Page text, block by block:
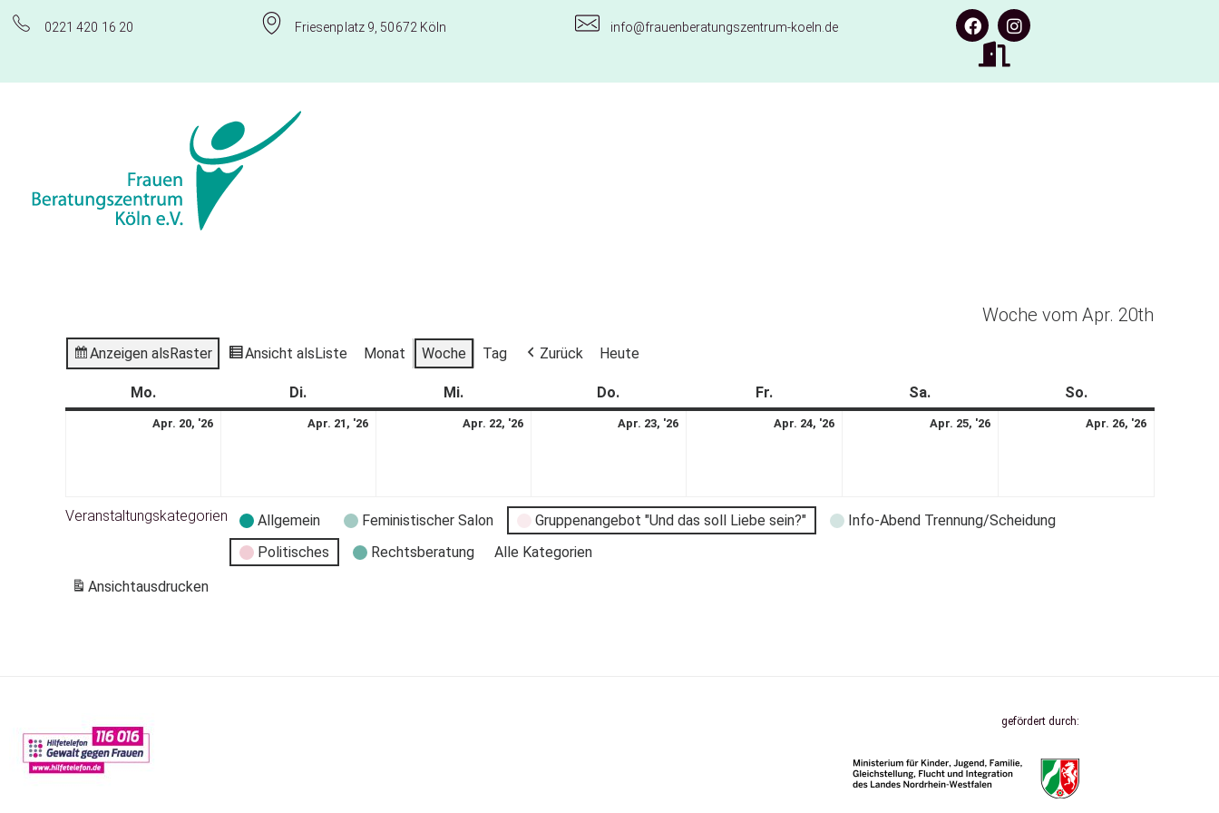
0221 420 16 20 Friesenplatz 9, 50672 Köln info@frauenberatungszentrum-koeln.de
Woche vom Apr. 20th
Anzeigen alsRaster Ansicht alsListe Monat Woche Tag Zurück Heute
Mo. Di. Mi. Do. Fr. Sa. So.
Apr. 20, '26 Apr. 21, '26 Apr. 22, '26 Apr. 23, '26 Apr. 24, '26 Apr. 25, '26 Apr. 26, '26
Veranstaltungskategorien Allgemein Feministischer Salon Gruppenangebot "Und das soll Liebe sein?"
Info-Abend Trennung/Scheidung
Politisches
Rechtsberatung
Alle Kategorien
Ansichtausdrucken
gefördert durch: